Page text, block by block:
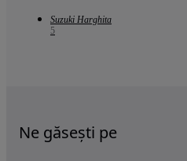
Suzuki Harghita
5
Ne găsești pe